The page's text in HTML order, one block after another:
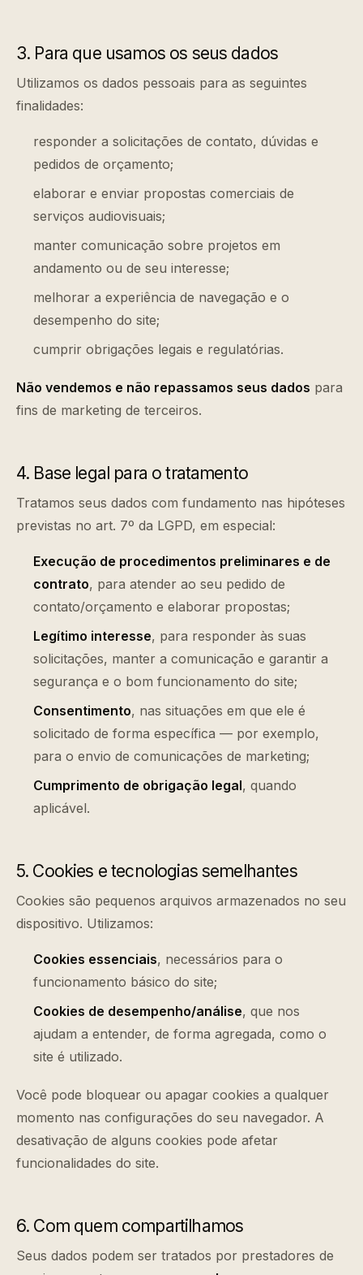
3. Para que usamos os seus dados
Utilizamos os dados pessoais para as seguintes
finalidades:
responder a solicitações de contato, dúvidas e
pedidos de orçamento;
elaborar e enviar propostas comerciais de
serviços audiovisuais;
manter comunicação sobre projetos em
andamento ou de seu interesse;
melhorar a experiência de navegação e o
desempenho do site;
cumprir obrigações legais e regulatórias.
Não vendemos e não repassamos seus dados para
fins de marketing de terceiros.
4. Base legal para o tratamento
Tratamos seus dados com fundamento nas hipóteses
previstas no art. 7º da LGPD, em especial:
Execução de procedimentos preliminares e de
contrato, para atender ao seu pedido de
contato/orçamento e elaborar propostas;
Legítimo interesse, para responder às suas
solicitações, manter a comunicação e garantir a
segurança e o bom funcionamento do site;
Consentimento, nas situações em que ele é
solicitado de forma específica — por exemplo,
para o envio de comunicações de marketing;
Cumprimento de obrigação legal, quando
aplicável.
5. Cookies e tecnologias semelhantes
Cookies são pequenos arquivos armazenados no seu
dispositivo. Utilizamos:
Cookies essenciais, necessários para o
funcionamento básico do site;
Cookies de desempenho/análise, que nos
ajudam a entender, de forma agregada, como o
site é utilizado.
Você pode bloquear ou apagar cookies a qualquer
momento nas configurações do seu navegador. A
desativação de alguns cookies pode afetar
funcionalidades do site.
6. Com quem compartilhamos
Seus dados podem ser tratados por prestadores de